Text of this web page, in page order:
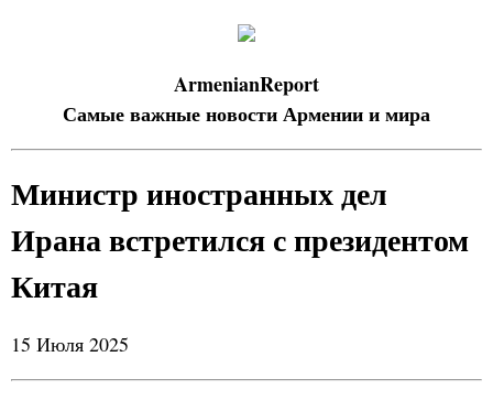
ArmenianReport
Самые важные новости Армении и мира
Министр иностранных дел
Ирана встретился с президентом
Китая
15 Июля 2025